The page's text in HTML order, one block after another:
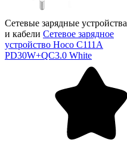
Сетевые зарядные устройства
и кабели Сетевое зарядное
устройство Hoco C111A
PD30W+QC3.0 White